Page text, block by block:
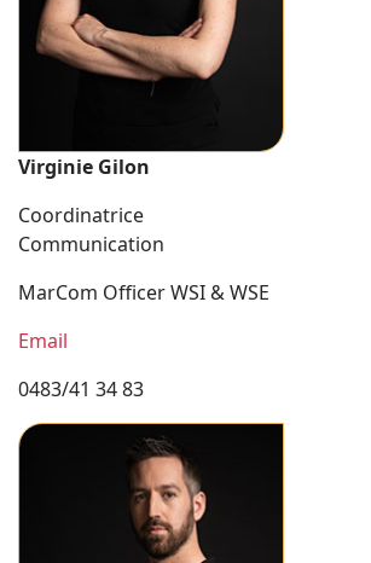
Virginie Gilon
Coordinatrice
Communication
MarCom Officer WSI & WSE
Email
0483/41 34 83